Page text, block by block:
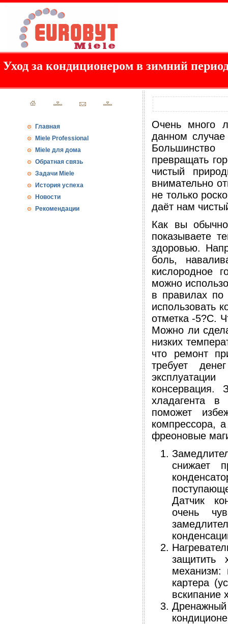
Уход за кондиционером в зимний
Главная
Miele Professional
Miele для дома
Обратная связь
Задачи Miele
История успеха
Новости
Рекомендации
Очень много
данном
превращать
чистый
внимательно
не только
даёт нам
Как вы
показываете
здоровью.
боль,
кислородное
можно
в правилах по
использовать
отметка -5?С.
Можно ли
низких
что ремонт
требует
консервация.
хладагента в
поможет
компрессора,
фреоновые
снижает
Датчик
очень
защитить
механизм:
картера
вскипание